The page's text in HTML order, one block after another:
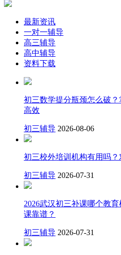
最新资讯
一对一辅导
高三辅导
高中辅导
资料下载
初三数学提分瓶颈怎么破
高效
初三辅导 2026-08-06
初三校外培训机构有用吗
初三辅导 2026-07-31
2026武汉初三补课哪个教
课靠谱？
初三辅导 2026-07-31